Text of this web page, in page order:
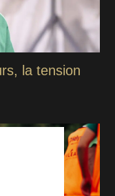
la tension